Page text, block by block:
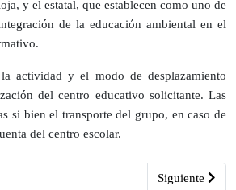
y el estatal, que establecen como uno de
de la educación ambiental en el
actividad y el modo de desplazamiento
del centro educativo solicitante. Las
si bien el transporte del grupo, en caso de
del centro escolar.
La Rioja” ofrece una actividad este fin
Artículo
Siguiente